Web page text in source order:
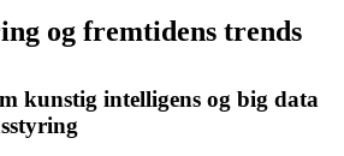
og fremtidens trends
kunstig intelligens og big data